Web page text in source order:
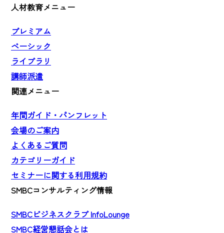
人材教育メニュー
プレミアム
ベーシック
ライブラリ
講師派遣
関連メニュー
年間ガイド・パンフレット
会場のご案内
よくあるご質問
カテゴリーガイド
セミナーに関する利用規約
SMBCコンサルティング情報
SMBCビジネスクラブ InfoLounge
SMBC経営懇話会とは